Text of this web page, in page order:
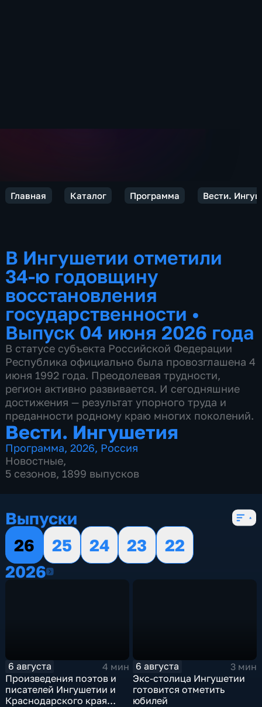
Главная Каталог Программа Вести.
В Ингушетии отметили
34-ю годовщину
восстановления
государственности •
Выпуск 04 июня 2026 года
В статусе субъекта Российской Федерации
Республика официально была провозглашена 4
июня 1992 года. Преодолевая трудности,
регион активно развивается. И сегодняшние
достижения — результат упорного труда и
преданности родному краю многих поколений.
Вести. Ингушетия
Программа,2026, Россия
Новостные,
5 сезонов, 1899 выпусков
Выпуски
26
25 24 23
22
20262026
6 августа
4 мин
Произведения поэтов и
писателей Ингушетии и
Краснодарского края
6 августа
3 мин
Экс-столица Ингушетии
готовится отметить
юбилей